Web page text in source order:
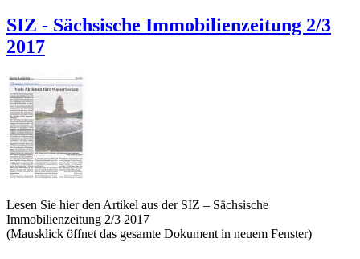
SIZ - Sächsische Immobilienzeitung 2/3
2017
Lesen Sie hier den Artikel aus der SIZ – Sächsische
Immobilienzeitung 2/3 2017
(Mausklick öffnet das gesamte Dokument in neuem Fenster)